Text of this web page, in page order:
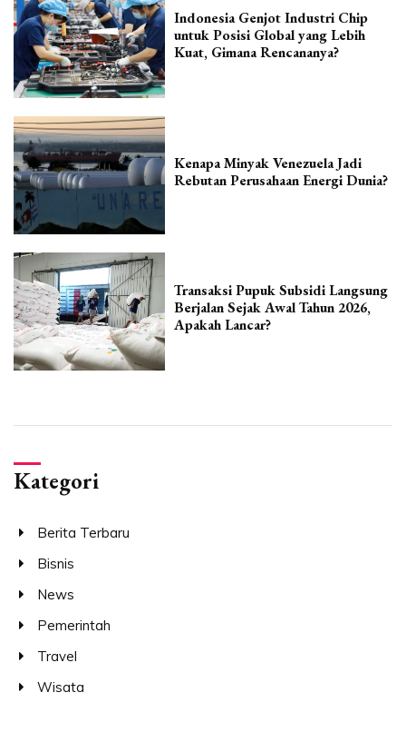
Indonesia Genjot Industri Chip
untuk Posisi Global yang Lebih
Kuat, Gimana Rencananya?
Kenapa Minyak Venezuela Jadi
Rebutan Perusahaan Energi Dunia?
Transaksi Pupuk Subsidi Langsung
Berjalan Sejak Awal Tahun 2026,
Apakah Lancar?
Kategori
Berita Terbaru
Bisnis
News
Pemerintah
Travel
Wisata